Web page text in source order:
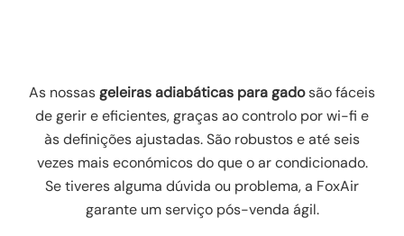
As nossasgeleiras adiabáticas para gadosão fáceis
de gerir e eficientes, graças ao controlo por wi-fi e
às definições ajustadas. São robustos e até seis
vezes mais económicos do que o ar condicionado.
Se tiveres alguma dúvida ou problema, a FoxAir
garante um serviço pós-venda ágil.